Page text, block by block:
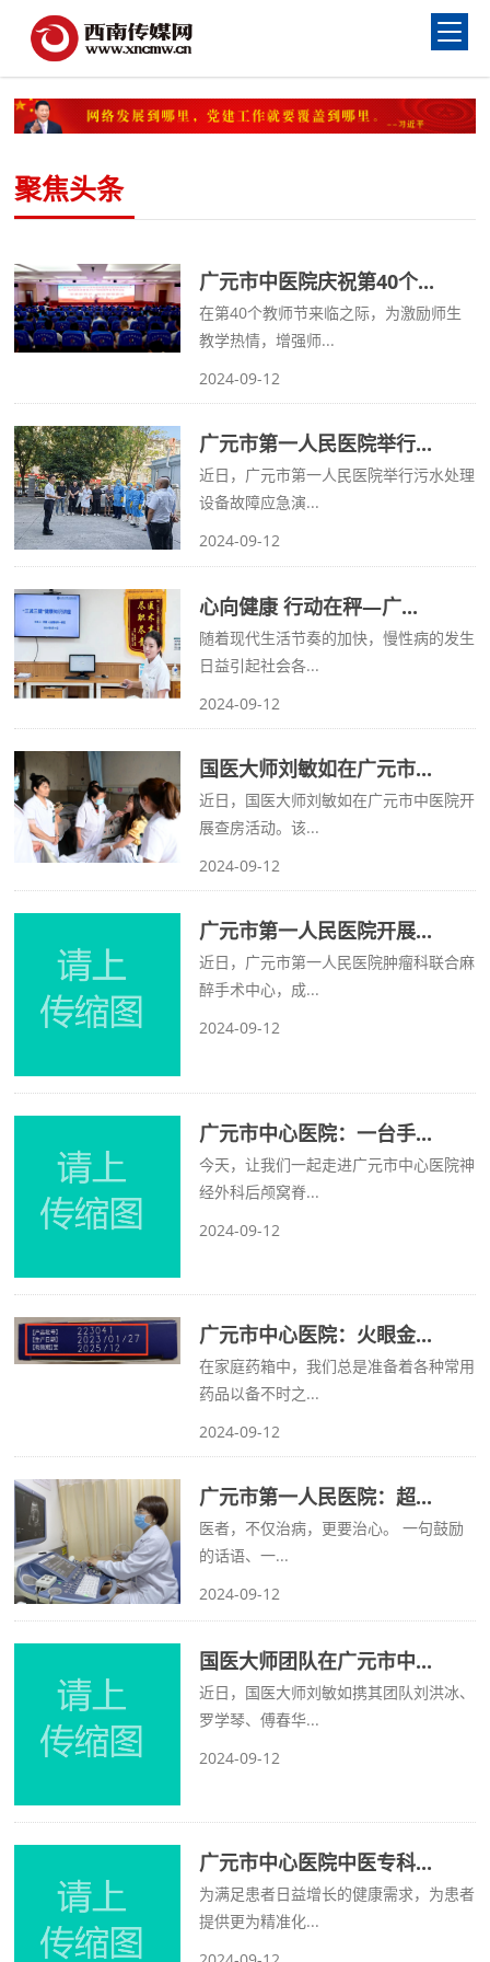
聚焦头条
广元市中医院庆祝第40个...
在第40个教师节来临之际，为激励师生
教学热情，增强师...
2024-09-12
广元市第一人民医院举行...
近日，广元市第一人民医院举行污水处理
设备故障应急演...
2024-09-12
心向健康 行动在秤—广...
随着现代生活节奏的加快，慢性病的发生
日益引起社会各...
2024-09-12
国医大师刘敏如在广元市...
近日，国医大师刘敏如在广元市中医院开
展查房活动。该...
2024-09-12
广元市第一人民医院开展...
近日，广元市第一人民医院肿瘤科联合麻
醉手术中心，成...
2024-09-12
广元市中心医院：一台手...
今天，让我们一起走进广元市中心医院神
经外科后颅窝脊...
2024-09-12
广元市中心医院：火眼金...
在家庭药箱中，我们总是准备着各种常用
药品以备不时之...
2024-09-12
广元市第一人民医院：超...
医者，不仅治病，更要治心。 一句鼓励
的话语、一...
2024-09-12
国医大师团队在广元市中...
近日，国医大师刘敏如携其团队刘洪冰、
罗学琴、傅春华...
2024-09-12
广元市中心医院中医专科...
为满足患者日益增长的健康需求，为患者
提供更为精准化...